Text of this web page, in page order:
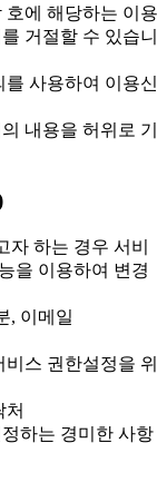
에 해당하는 이용
거절할 수 있습니
를 사용하여 이용신
내용을 허위로 기
자 하는 경우 서비
을 이용하여 변경
, 이메일
스 권한설정을 위
하는 경미한 사항